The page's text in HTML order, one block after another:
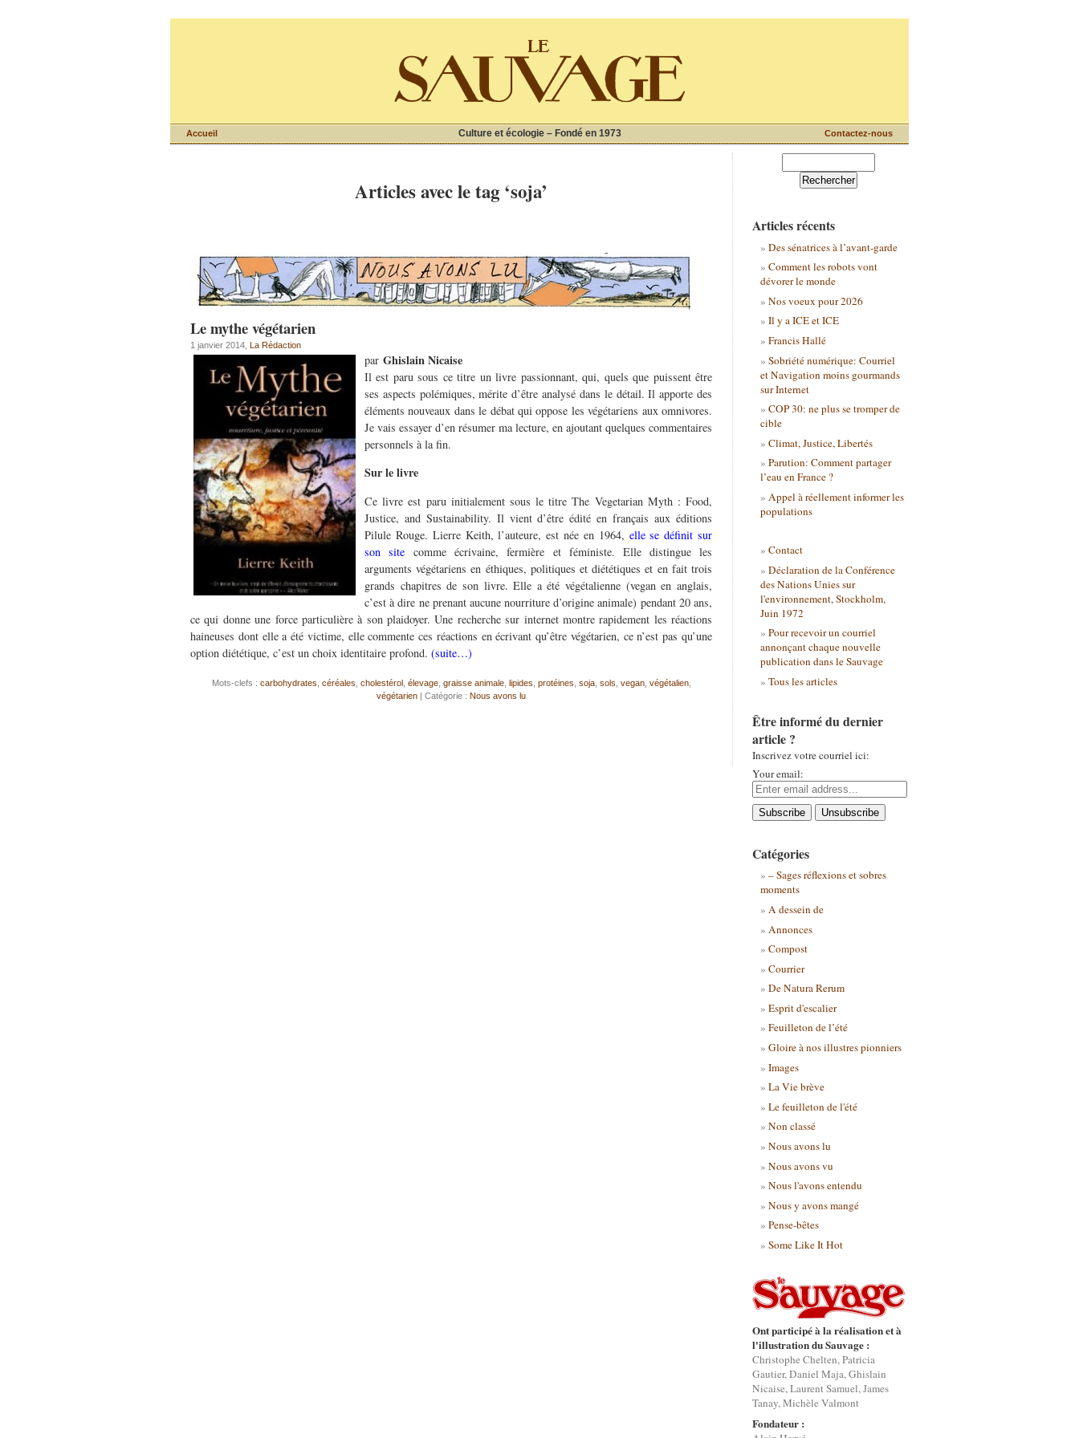
Culture et écologie – Fondé en 1973
Accueil Contactez-nous
Articles avec le tag ‘soja’
Le mythe végétarien
1 janvier 2014, La Rédaction
par Ghislain Nicaise
Il est paru sous ce titre un livre passionnant, qui, quels que puissent être
ses aspects polémiques, mérite d’être analysé dans le détail. Il apporte des
éléments nouveaux dans le débat qui oppose les végétariens aux omnivores.
Je vais essayer d’en résumer ma lecture, en ajoutant quelques commentaires
personnels à la fin.
Sur le livre
Ce livre est paru initialement sous le titre The Vegetarian Myth : Food,
Justice, and Sustainability. Il vient d’être édité en français aux éditions
Pilule Rouge. Lierre Keith, l’auteure, est née en 1964, elle se définit sur
son site comme écrivaine, fermière et féministe. Elle distingue les
arguments végétariens en éthiques, politiques et diététiques et en fait trois
grands chapitres de son livre. Elle a été végétalienne (vegan en anglais,
c’est à dire ne prenant aucune nourriture d’origine animale) pendant 20 ans,
ce qui donne une force particulière à son plaidoyer. Une recherche sur internet montre rapidement les réactions
haineuses dont elle a été victime, elle commente ces réactions en écrivant qu’être végétarien, ce n’est pas qu’une
option diététique, c’est un choix identitaire profond. (suite…)
Mots-clefs : carbohydrates céréales cholestérol, élevage, graisse animale, lipides protéines soja, sols vegan, végétalien,
végétarien | Catégorie : Nous avons lu
Articles récents
Des sénatrices à l’avant-garde
Comment les robots vont
dévorer le monde
Nos voeux pour 2026
Il y a ICE et ICE
Francis Hallé
Sobriété numérique: Courriel
et Navigation moins gourmands
sur Internet
COP 30: ne plus se tromper de
cible
Climat, Justice, Libertés
Parution: Comment partager
l’eau en France ?
Appel à réellement informer les
populations
Contact
Déclaration de la Conférence
des Nations Unies sur
l'environnement, Stockholm,
Juin 1972
Pour recevoir un courriel
annonçant chaque nouvelle
publication dans le Sauvage
Tous les articles
Être informé du dernier
article ?
Inscrivez votre courriel ici:
Your email:
Catégories
– Sages réflexions et sobres
moments
A dessein de
Annonces
Compost
Courrier
De Natura Rerum
Esprit d'escalier
Feuilleton de l’été
Gloire à nos illustres pionniers
Images
La Vie brève
Le feuilleton de l'été
Non classé
Nous avons lu
Nous avons vu
Nous l'avons entendu
Nous y avons mangé
Pense-bêtes
Some Like It Hot
Ont participé à la réalisation et à
l'illustration du Sauvage :
Christophe Chelten, Patricia
Gautier, Daniel Maja, Ghislain
Nicaise, Laurent Samuel, James
Tanay, Michèle Valmont
Fondateur :